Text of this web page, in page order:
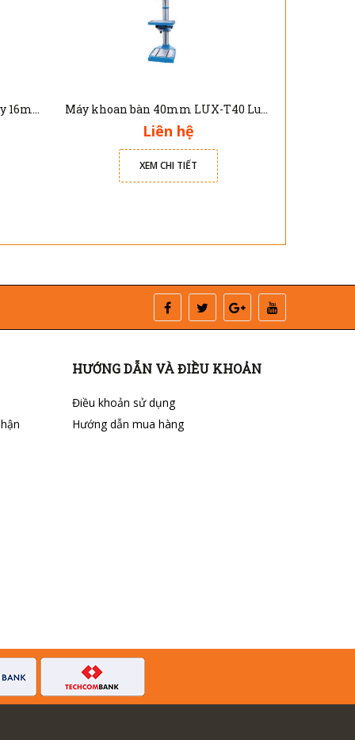
Máy khoan bàn 20mm và phay 16mm LUX-DM20 Luxmachine Máy khoan bàn 40mm LUX-T40 Luxmachine
Liên hệ
XEM CHI TIẾT
HƯỚNG DẪN VÀ ĐIỀU KHOẢN
Điều khoản sử dụng
Hướng dẫn mua hàng